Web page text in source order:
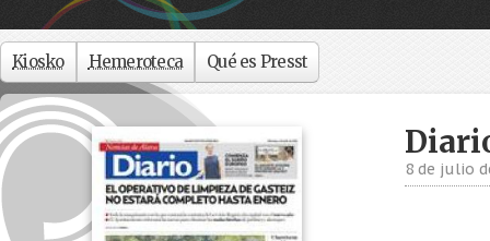
Kiosko Hemeroteca Qué es Presst
8 de julio